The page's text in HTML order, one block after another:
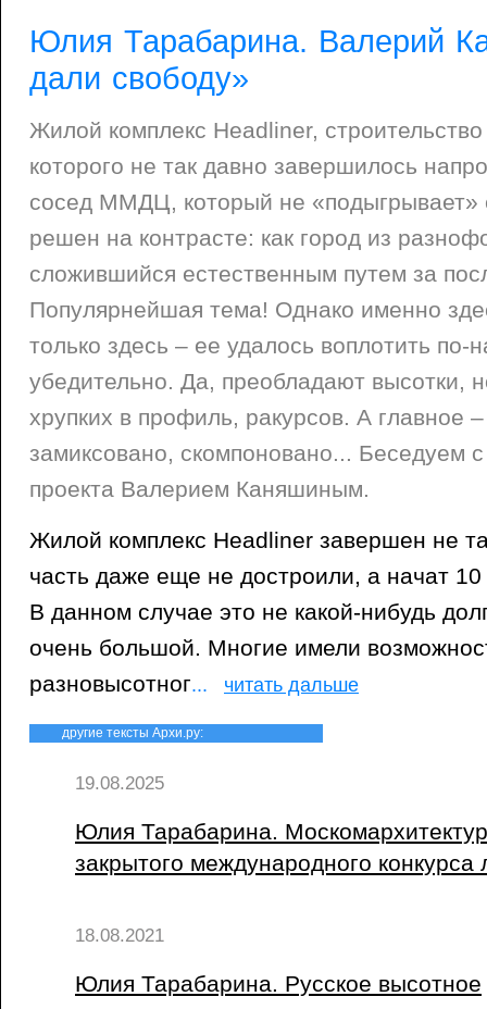
Юлия Тарабарина. Валерий
дали свободу»
Жилой комплекс Headliner,
которого не так давно завершилось
сосед ММДЦ, который не «подыгрывает»
решен на контрасте: как город из
сложившийся естественным путем за
Популярнейшая тема! Однако именно
только здесь – ее удалось воплотить по-
убедительно. Да, преобладают высотки,
хрупких в профиль, ракурсов. А главное –
замиксовано, скомпоновано... Беседуем
проекта Валерием Каняшиным.
Жилой комплекс Headliner завершен не
часть даже еще не достроили, а начат 10
В данном случае это не какой-нибудь
очень большой. Многие имели
разновысотног... читать дальше
другие тексты Архи.ру:
19.08.2025
Юлия Тарабарина.
закрытого международного конкурса
18.08.2021
Юлия Тарабарина. Русское высотное